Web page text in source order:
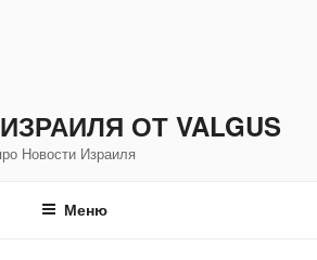
ОТ VALGUS
Новости Израиля
Меню